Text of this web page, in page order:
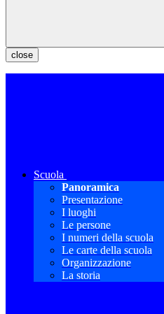
close
Scuola
Panoramica
Presentazione
I luoghi
Le persone
I numeri della scuola
Le carte della scuola
Organizzazione
La storia